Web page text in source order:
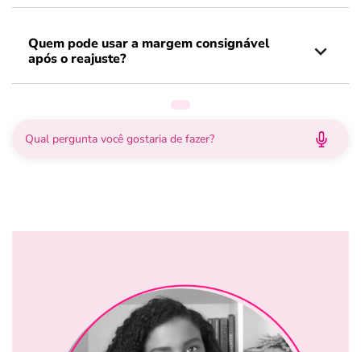
Quem pode usar a margem consignável
após o reajuste?